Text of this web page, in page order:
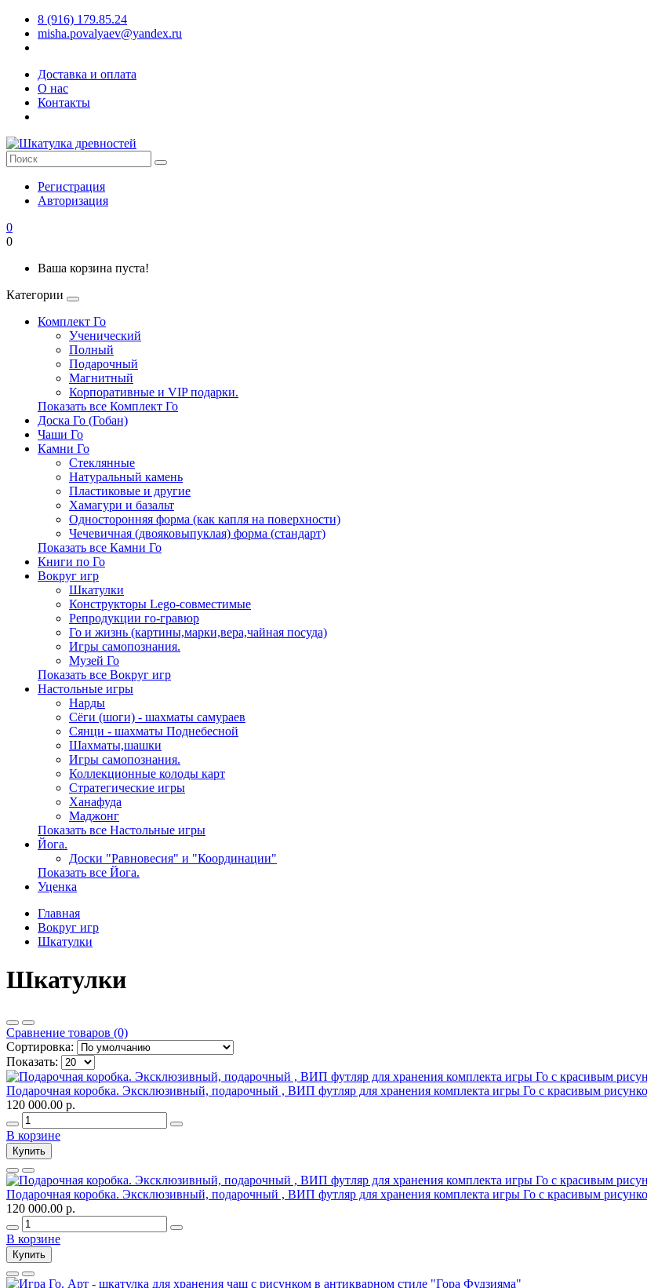
8 (916) 179.85.24
misha.povalyaev@yandex.ru
Доставка и оплата
О нас
Контакты
Регистрация
Авторизация
0
0
Ваша корзина пуста!
Категории
Комплект Го
Ученический
Полный
Подарочный
Магнитный
Корпоративные и VIP подарки.
Показать все Комплект Го
Доска Го (Гобан)
Чаши Го
Камни Го
Стеклянные
Натуральный камень
Пластиковые и другие
Хамагури и базальт
Односторонняя форма (как капля на поверхности)
Чечевичная (двояковыпуклая) форма (стандарт)
Показать все Камни Го
Книги по Го
Вокруг игр
Шкатулки
Конструкторы Lego-совместимые
Репродукции го-гравюр
Го и жизнь (картины,марки,вера,чайная посуда)
Игры самопознания.
Музей Го
Показать все Вокруг игр
Настольные игры
Нарды
Сёги (шоги) - шахматы самураев
Сянци - шахматы Поднебесной
Шахматы,шашки
Игры самопознания.
Коллекционные колоды карт
Стратегические игры
Ханафуда
Маджонг
Показать все Настольные игры
Йога.
Доски "Равновесия" и "Координации"
Показать все Йога.
Уценка
Главная
Вокруг игр
Шкатулки
Шкатулки
Сравнение товаров (0)
Сортировка:
Показать:
Подарочная коробка. Эксклюзивный, подарочный , ВИП футляр для хранения комплекта игры Го с красивым
120 000.00 р.
В корзине
Купить
Подарочная коробка. Эксклюзивный, подарочный , ВИП футляр для хранения комплекта игры Го с красивым
120 000.00 р.
В корзине
Купить